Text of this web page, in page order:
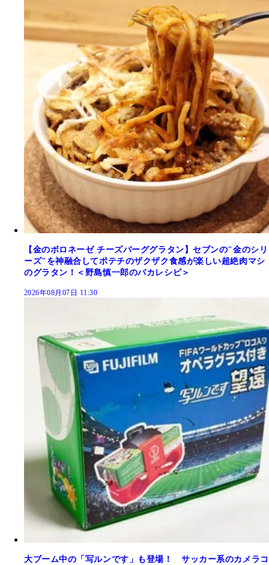
【金のボロネーゼ チーズバーググラタン】セブンの"金のシリ
ーズ"を神融合してポテチのザクザク食感が楽しい超絶肉マシ
のグラタン！＜野島慎一郎のバカレシピ＞
2026年08月07日 11:30
大ブーム中の「写ルンです」も登場！ サッカー系のカメラコ